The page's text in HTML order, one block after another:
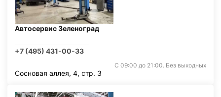
Автосервис Зеленоград
+7 (495) 431-00-33
С 09:00 до 21:00. Без выходных
Сосновая аллея, 4, стр. 3